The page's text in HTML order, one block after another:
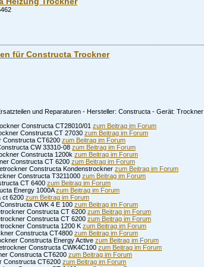
für Constructa Trockner
und Reparaturen - Hersteller: Constructa - Gerät: Trockner
Constructa CT28010/01 zum Beitrag im Forum
Constructa CT 27030 zum Beitrag im Forum
Constructa CT6200 zum Beitrag im Forum
CW 33310-08 zum Beitrag im Forum
Constructa 1200k zum Beitrag im Forum
Constructa CT 6200 zum Beitrag im Forum
Constructa Kondenstrockner zum Beitrag im Forum
Constructa T3211000 zum Beitrag im Forum
CT 6400 zum Beitrag im Forum
Energy 1000Azum Beitrag im Forum
ct 6200 zum Beitrag im Forum
CWK 4 E 100 zum Beitrag im Forum
Constructa CT 6200 zum Beitrag im Forum
Constructa CT 6200 zum Beitrag im Forum
Constructa 1200 K zum Beitrag im Forum
Constructa CT4800 zum Beitrag im Forum
Constructa Energy Active zum Beitrag im Forum
Constructa CWK4C100 zum Beitrag im Forum
Constructa CT6200 zum Beitrag im Forum
Constructa CT6200 zum Beitrag im Forum